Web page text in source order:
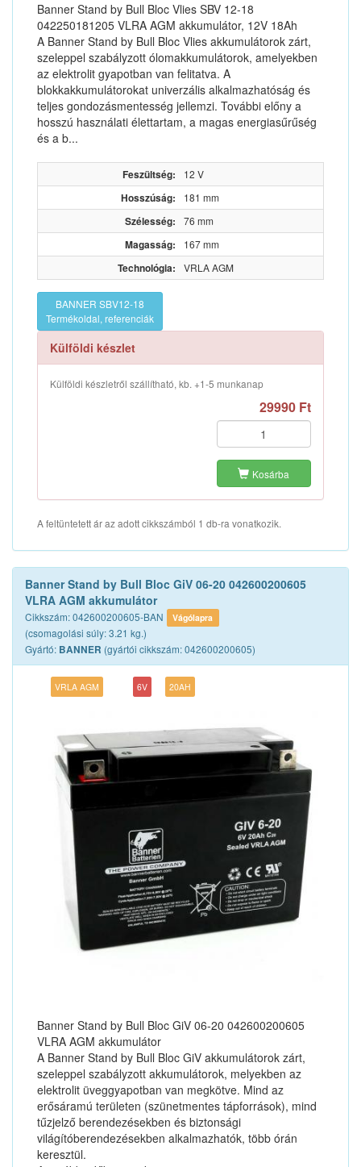
Banner Stand by Bull Bloc Vlies SBV 12-18
042250181205 VLRA AGM akkumulátor, 12V 18Ah
A Banner Stand by Bull Bloc Vlies akkumulátorok zárt,
szeleppel szabályzott ólomakkumulátorok, amelyekben
az elektrolit gyapotban van felitatva. A
blokkakkumulátorokat univerzális alkalmazhatóság és
teljes gondozásmentesség jellemzi. További előny a
hosszú használati élettartam, a magas energiasűrűség
és a b...
Feszültség: 12 V
Hosszúság: 181 mm
Szélesség: 76 mm
Magasság: 167 mm
Technológia: VRLA AGM
BANNER SBV12-18
Termékoldal, referenciák
Külföldi készlet
Külföldi készletről szállítható, kb. +1-5 munkanap
29990 Ft
Kosárba
A feltüntetett ár az adott cikkszámból 1 db-ra vonatkozik.
Banner Stand by Bull Bloc GiV 06-20 042600200605
VLRA AGM akkumulátor
Cikkszám: 042600200605-BAN Vágólapra
(csomagolási súly: 3.21 kg.)
Gyártó: BANNER (gyártói cikkszám: 042600200605)
VRLA AGM 6V 20AH
Banner Stand by Bull Bloc GiV 06-20 042600200605
VLRA AGM akkumulátor
A Banner Stand by Bull Bloc GiV akkumulátorok zárt,
szeleppel szabályzott akkumulátorok, melyekben az
elektrolit üveggyapotban van megkötve. Mind az
erősáramú területen (szünetmentes tápforrások), mind
tűzjelző berendezésekben és biztonsági
világítóberendezésekben alkalmazhatók, több órán
keresztül.